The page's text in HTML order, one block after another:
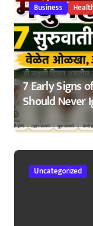
Business
7 Early Signs
Should Never
सुरुवातीची
जपा
Uncategorized